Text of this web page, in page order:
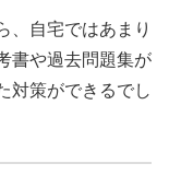
、自宅ではあまり
書や過去問題集が
対策ができるでし